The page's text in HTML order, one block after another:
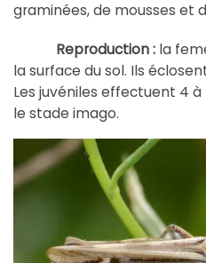
graminées, de mousses et
Reproduction : la
la surface du sol. Ils
Les juvéniles effectuent 4
le stade imago.